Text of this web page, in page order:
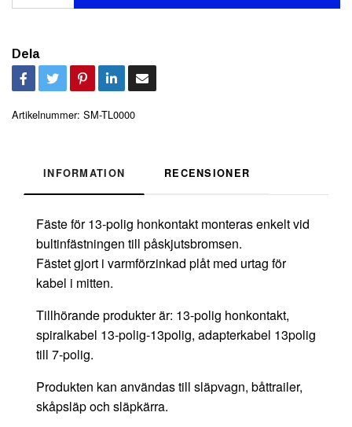
Dela
Artikelnummer: SM-TL0000
INFORMATION RECENSIONER
Fäste för 13-polig honkontakt monteras enkelt vid
bultinfästningen till påskjutsbromsen.
Fästet gjort i varmförzinkad plåt med urtag för
kabel i mitten.
Tillhörande produkter är: 13-polig honkontakt,
spiralkabel 13-polig-13polig, adapterkabel 13polig
till 7-polig.
Produkten kan användas till släpvagn, båttrailer,
skåpsläp och släpkärra.